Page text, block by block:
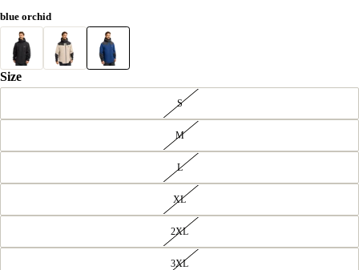
blue orchid
Size
S
M
L
XL
2XL
3XL